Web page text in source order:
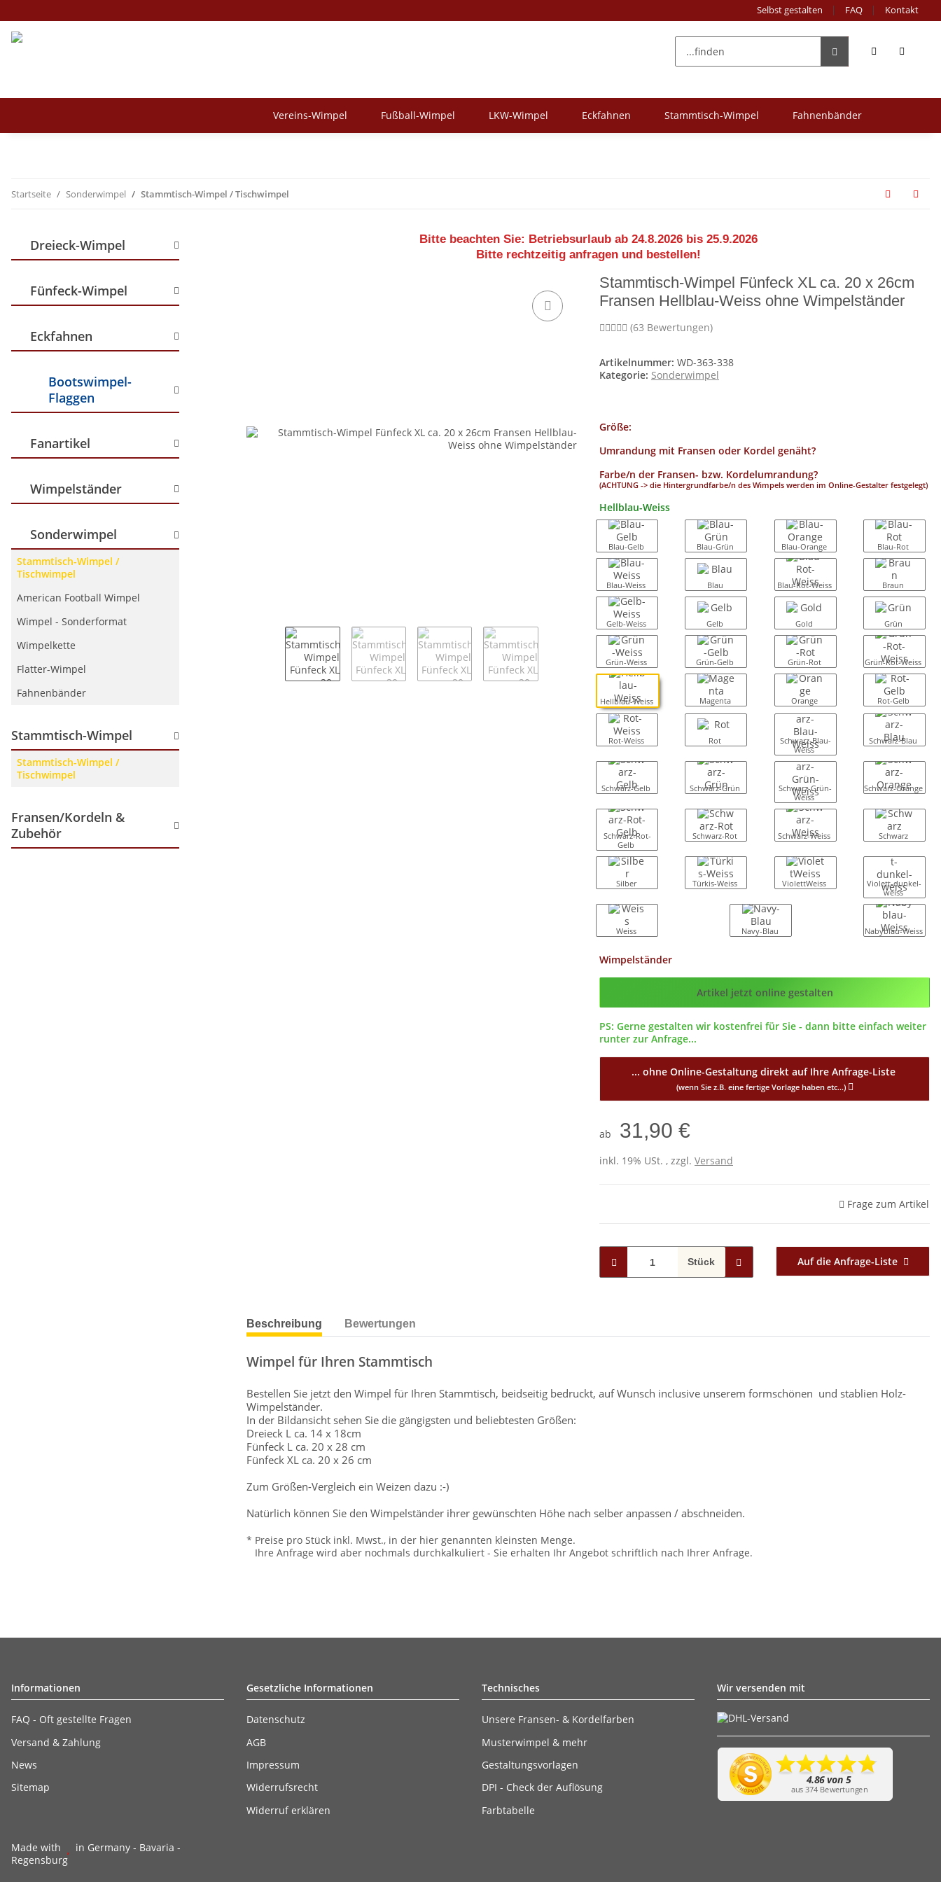
Selbst gestalten FAQ Kontakt
Vereins-Wimpel Fußball-Wimpel LKW-Wimpel Eckfahnen Stammtisch-Wimpel Fahnenbänder
Startseite Sonderwimpel Stammtisch-Wimpel / Tischwimpel
Bitte beachten Sie: Betriebsurlaub ab 24.8.2026 bis 25.9.2026
Bitte rechtzeitig anfragen und bestellen!
Stammtisch-Wimpel Fünfeck XL ca. 20 x 26cm
Fransen Hellblau-Weiss ohne Wimpelständer
(63 Bewertungen)
Artikelnummer: WD-363-338
Kategorie: Sonderwimpel
Größe:
Umrandung mit Fransen oder Kordel genäht?
Farbe/n der Fransen- bzw. Kordelumrandung?
(ACHTUNG -> die Hintergrundfarbe/n des Wimpels werden im Online-Gestalter festgelegt)
Hellblau-Weiss
Blau-Gelb Blau-Grün Blau-Orange Blau-Rot
Blau-Weiss Blau Blau-Rot-Weiss Braun
Gelb-Weiss Gelb Gold Grün
Grün-Weiss Grün-Gelb Grün-Rot Grün-Rot-Weiss
Hellblau-Weiss Magenta Orange Rot-Gelb
Rot-Weiss Rot
Schwarz-Blau-
Weiss
Schwarz-Blau
Schwarz-Gelb Schwarz-Grün
Schwarz-Grün-
Weiss
Schwarz-Orange
Schwarz-Rot-
Gelb
Schwarz-Rot Schwarz-Weiss Schwarz
Silber Türkis-Weiss ViolettWeiss
Violett-dunkel-
weiss
Weiss Navy-Blau Nabyblau-Weiss
Wimpelständer
Config_ID
Artikel jetzt online gestalten
PS: Gerne gestalten wir kostenfrei für Sie - dann bitte einfach weiter
runter zur Anfrage...
... ohne Online-Gestaltung direkt auf Ihre Anfrage-Liste
(wenn Sie z.B. eine fertige Vorlage haben etc...)
ab 31,90 €
inkl. 19% USt. , zzgl. Versand
Frage zum Artikel
Stück Auf die Anfrage-Liste
Beschreibung Bewertungen
Wimpel für Ihren Stammtisch
Bestellen Sie jetzt den Wimpel für Ihren Stammtisch, beidseitig bedruckt, auf Wunsch inclusive unserem formschönen und stablien Holz-
Wimpelständer.
In der Bildansicht sehen Sie die gängigsten und beliebtesten Größen:
Dreieck L ca. 14 x 18cm
Fünfeck L ca. 20 x 28 cm
Fünfeck XL ca. 20 x 26 cm
Zum Größen-Vergleich ein Weizen dazu :-)
Natürlich können Sie den Wimpelständer ihrer gewünschten Höhe nach selber anpassen / abschneiden.
* Preise pro Stück inkl. Mwst., in der hier genannten kleinsten Menge.
Ihre Anfrage wird aber nochmals durchkalkuliert - Sie erhalten Ihr Angebot schriftlich nach Ihrer Anfrage.
Dreieck-Wimpel
Fünfeck-Wimpel
Eckfahnen
Bootswimpel-
Flaggen
Fanartikel
Wimpelständer
Sonderwimpel
Stammtisch-Wimpel /
Tischwimpel
American Football Wimpel
Wimpel - Sonderformat
Wimpelkette
Flatter-Wimpel
Fahnenbänder
Stammtisch-Wimpel
Stammtisch-Wimpel /
Tischwimpel
Fransen/Kordeln &
Zubehör
Informationen
FAQ - Oft gestellte Fragen
Versand & Zahlung
News
Sitemap
Gesetzliche Informationen
Datenschutz
AGB
Impressum
Widerrufsrecht
Widerruf erklären
Technisches
Unsere Fransen- & Kordelfarben
Musterwimpel & mehr
Gestaltungsvorlagen
DPI - Check der Auflösung
Farbtabelle
Wir versenden mit
Made with
in Germany - Bavaria -
Regensburg